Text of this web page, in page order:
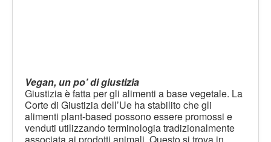
Vegan, un po’ di giustizia
Giustizia è fatta per gli alimenti a base vegetale. La
Corte di Giustizia dell’Ue ha stabilito che gli
alimenti plant-based possono essere promossi e
venduti utilizzando terminologia tradizionalmente